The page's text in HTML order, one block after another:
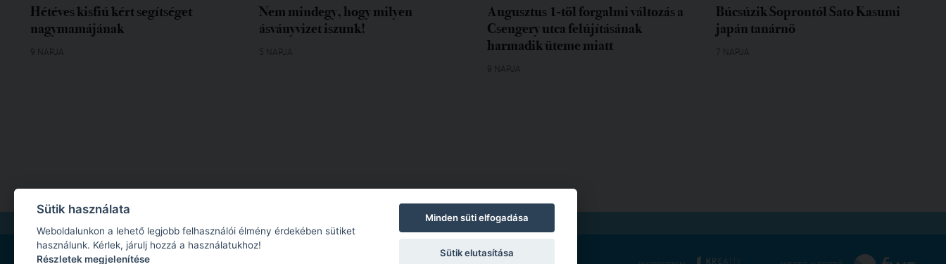
Hétéves kisfiú kért segítséget
nagymamájának
9 NAPJA
Nem mindegy, hogy milyen
ásványvizet iszunk!
5 NAPJA
Augusztus 1-től forgalmi változás a
Csengery utca felújításának
harmadik üteme miatt
9 NAPJA
Búcsúzik Soprontól Sato Kasumi
japán tanárnő
7 NAPJA
MODERÁLÁSI SZABÁLYZAT
Sütik használata
Weboldalunkon a lehető legjobb felhasználói élmény érdekében sütiket
használunk. Kérlek, járulj hozzá a használatukhoz!
Részletek megjelenítése
Minden süti elfogadása
Sütik elutasítása